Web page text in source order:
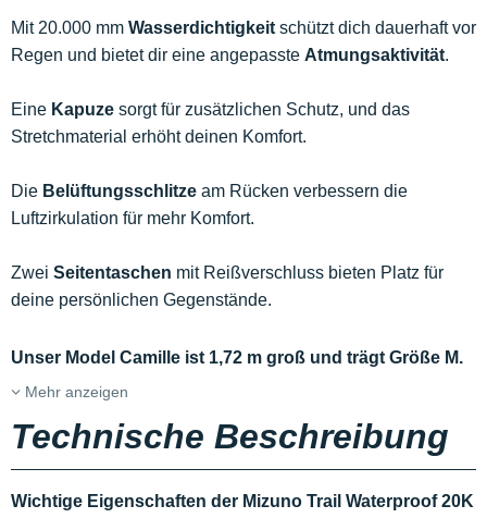
Mit 20.000 mm Wasserdichtigkeit schützt dich dauerhaft vor
Regen und bietet dir eine angepasste Atmungsaktivität.
Eine Kapuze sorgt für zusätzlichen Schutz, und das
Stretchmaterial erhöht deinen Komfort.
Die Belüftungsschlitze am Rücken verbessern die
Luftzirkulation für mehr Komfort.
Zwei Seitentaschen mit Reißverschluss bieten Platz für
deine persönlichen Gegenstände.
Unser Model Camille ist 1,72 m groß und trägt Größe M.
Mehr anzeigen
Technische Beschreibung
Wichtige Eigenschaften der Mizuno Trail Waterproof 20K